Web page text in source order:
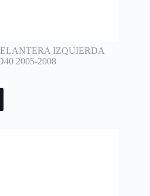
IZQUIERDA
2005-2008